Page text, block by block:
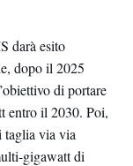
darà esito
dopo il 2025
di portare
entro il 2030. Poi,
taglia via via
gigawatt di